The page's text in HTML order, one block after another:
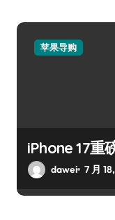
苹果导购
iPhone 17重
dawei 7 月